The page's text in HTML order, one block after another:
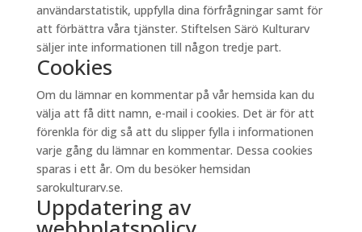
användarstatistik, uppfylla dina förfrågningar samt för
att förbättra våra tjänster. Stiftelsen Särö Kulturarv
säljer inte informationen till någon tredje part.
Cookies
Om du lämnar en kommentar på vår hemsida kan du
välja att få ditt namn, e-mail i cookies. Det är för att
förenkla för dig så att du slipper fylla i informationen
varje gång du lämnar en kommentar. Dessa cookies
sparas i ett år. Om du besöker hemsidan
sarokulturarv.se.
Uppdatering av